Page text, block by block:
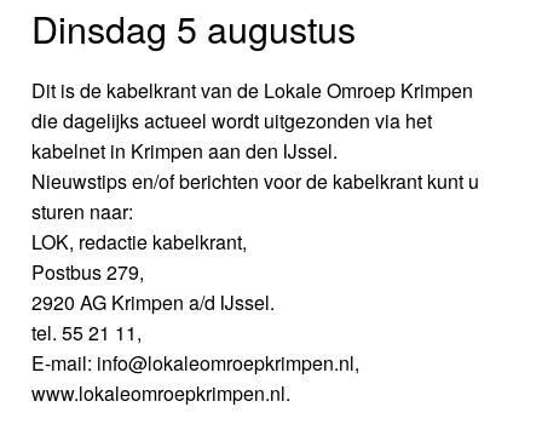
Dinsdag 5 augustus
Dit is de kabelkrant van de Lokale Omroep Krimpen
die dagelijks actueel wordt uitgezonden via het
kabelnet in Krimpen aan den IJssel.
Nieuwstips en/of berichten voor de kabelkrant kunt u
sturen naar:
LOK, redactie kabelkrant,
Postbus 279,
2920 AG Krimpen a/d IJssel.
tel. 55 21 11,
E-mail: info@lokaleomroepkrimpen.nl,
www.lokaleomroepkrimpen.nl.